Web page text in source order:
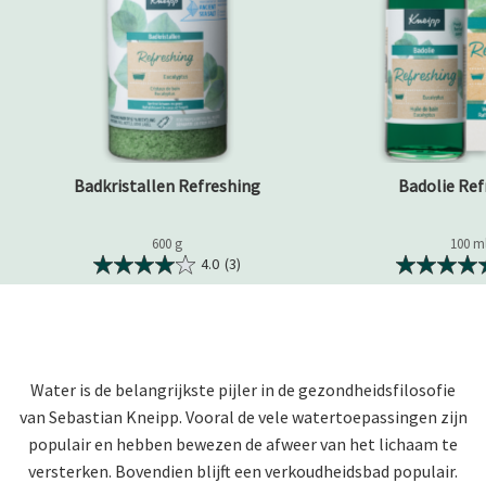
Badkristallen Refreshing
600 g
4.0 (3)
Badolie
100
Water is de belangrijkste pijler in de gezondheidsfilosofie
van Sebastian Kneipp. Vooral de vele watertoepassingen zijn
populair en hebben bewezen de afweer van het lichaam te
versterken. Bovendien blijft een verkoudheidsbad populair.